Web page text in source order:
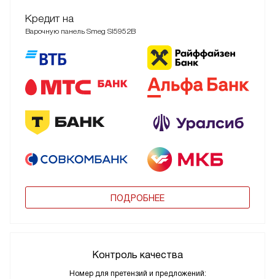
Кредит на
Варочную панель Smeg SI5952B
ПОДРОБНЕЕ
Контроль качества
Номер для претензий и предложений: